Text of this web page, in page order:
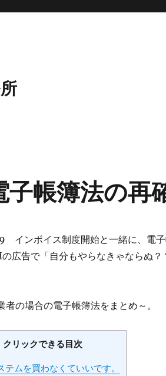
所
帳簿法の再
インボイス制度開始と一緒に、電
広告で「自分もやらなきゃならぬ
者の場合の電子帳簿法をまとめ～。
クリックできる目次
テムを買わなくていいです。